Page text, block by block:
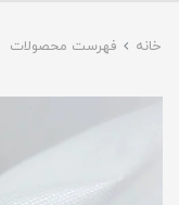
خانه فهرست محصولات